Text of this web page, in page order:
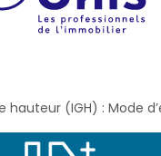
(IGH) : Mode